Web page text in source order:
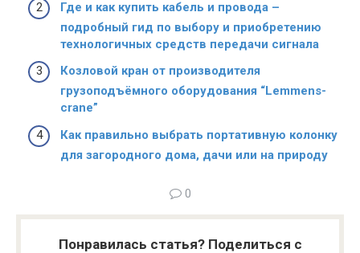
Где и как купить кабель и провода –
подробный гид по выбору и приобретению
технологичных средств передачи сигнала
Козловой кран от производителя
грузоподъёмного оборудования “Lemmens-
crane”
Как правильно выбрать портативную колонку
для загородного дома, дачи или на природу
0
Понравилась статья? Поделиться с